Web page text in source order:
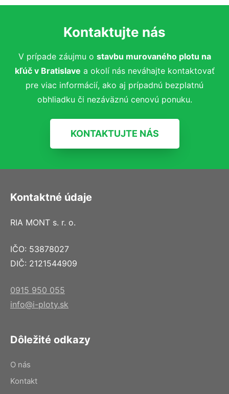
Kontaktujte nás
V prípade záujmu o stavbu murovaného plotu na
kľúč v Bratislave a okolí nás neváhajte kontaktovať
pre viac informácií, ako aj prípadnú bezplatnú
obhliadku či nezáväznú cenovú ponuku.
KONTAKTUJTE NÁS
Kontaktné údaje
RIA MONT s. r. o.
IČO: 53878027
DIČ: 2121544909
0915 950 055
info@i-ploty.sk
Dôležité odkazy
O nás
Kontakt